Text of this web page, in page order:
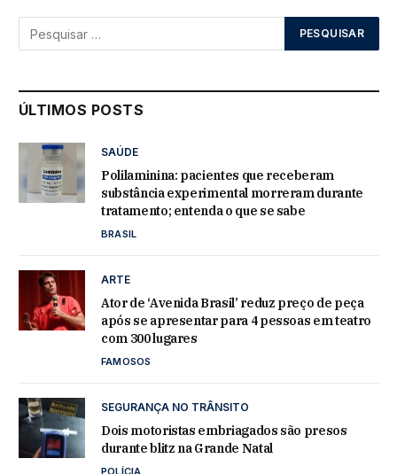
ÚLTIMOS POSTS
SAÚDE
Polilaminina: pacientes que receberam
substância experimental morreram durante
tratamento; entenda o que se sabe
BRASIL
ARTE
Ator de ‘Avenida Brasil’ reduz preço de peça
após se apresentar para 4 pessoas em teatro
com 300 lugares
FAMOSOS
SEGURANÇA NO TRÂNSITO
Dois motoristas embriagados são presos
durante blitz na Grande Natal
POLÍCIA